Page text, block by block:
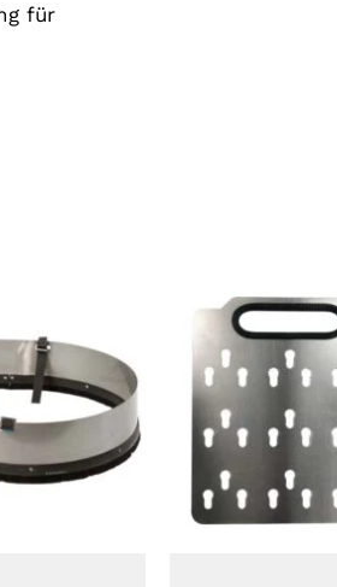
für
DETAILS DETAILS